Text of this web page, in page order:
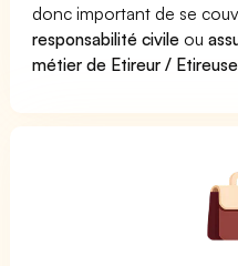
donc important de se
responsabilité civile ou
métier de Etireur /